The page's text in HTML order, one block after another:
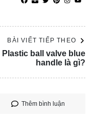
BÀI VIẾT TIẾP THEO
Plastic ball valve blue
handle là gì?
Thêm bình luận